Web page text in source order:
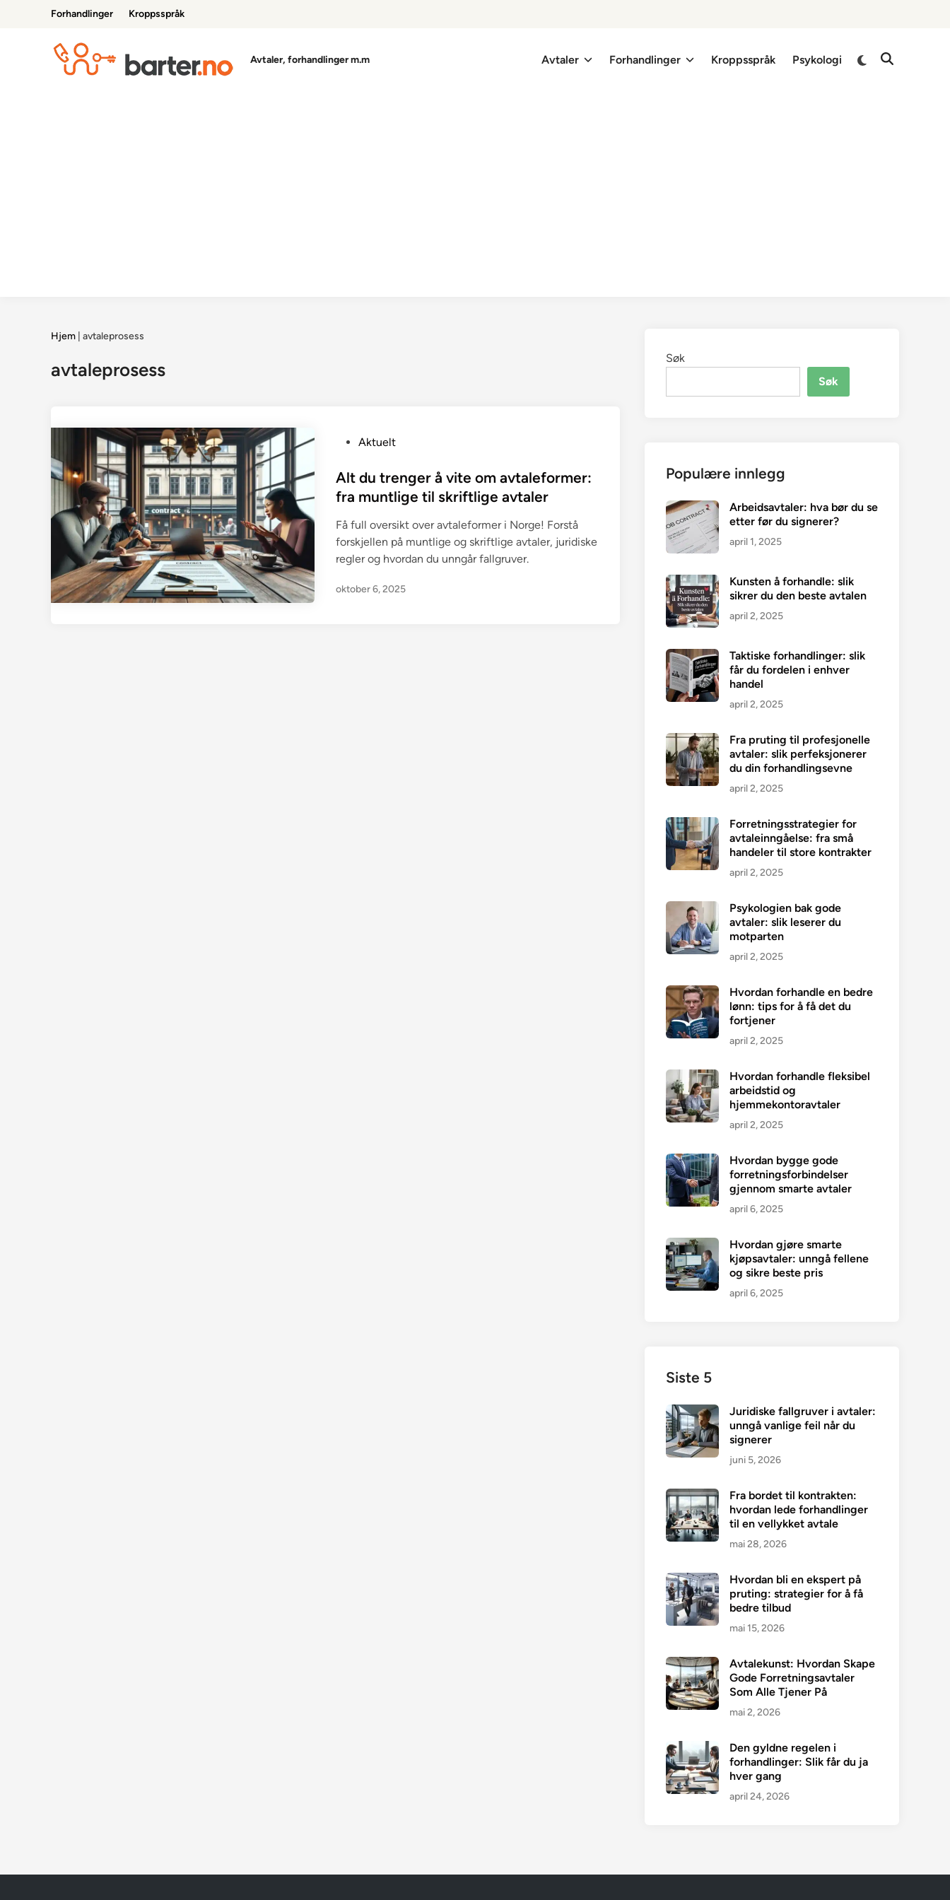
Forhandlinger Kroppsspråk
Avtaler, forhandlinger m.m Avtaler Forhandlinger Kroppsspråk Psykologi
Switch
Open
Hjem avtaleprosess
avtaleprosess
s
t
d
i
n
Aktuelt
Alt du trenger å vite om avtaleformer:
fra muntlige til skriftlige avtaler
Få full oversikt over avtaleformer i Norge! Forstå
forskjellen på muntlige og skriftlige avtaler, juridiske
regler og hvordan du unngår fallgruver.
oktober 6, 2025
Søk
Søk
Populære innlegg
Arbeidsavtaler: hva bør du se
etter før du signerer?
april 1, 2025
Kunsten å forhandle: slik
sikrer du den beste avtalen
april 2, 2025
Taktiske forhandlinger: slik
får du fordelen i enhver
handel
april 2, 2025
Fra pruting til profesjonelle
avtaler: slik perfeksjonerer
du din forhandlingsevne
april 2, 2025
Forretningsstrategier for
avtaleinngåelse: fra små
handeler til store kontrakter
april 2, 2025
Psykologien bak gode
avtaler: slik leserer du
motparten
april 2, 2025
Hvordan forhandle en bedre
lønn: tips for å få det du
fortjener
april 2, 2025
Hvordan forhandle fleksibel
arbeidstid og
hjemmekontoravtaler
april 2, 2025
Hvordan bygge gode
forretningsforbindelser
gjennom smarte avtaler
april 6, 2025
Hvordan gjøre smarte
kjøpsavtaler: unngå fellene
og sikre beste pris
april 6, 2025
Siste 5
Juridiske fallgruver i avtaler:
unngå vanlige feil når du
signerer
juni 5, 2026
Fra bordet til kontrakten:
hvordan lede forhandlinger
til en vellykket avtale
mai 28, 2026
Hvordan bli en ekspert på
pruting: strategier for å få
bedre tilbud
mai 15, 2026
Avtalekunst: Hvordan Skape
Gode Forretningsavtaler
Som Alle Tjener På
mai 2, 2026
Den gyldne regelen i
forhandlinger: Slik får du ja
hver gang
april 24, 2026